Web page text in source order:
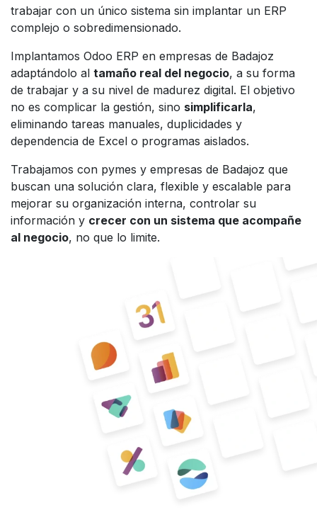
trabajar con un único sistema sin implantar un ERP
complejo o sobredimensionado.
Implantamos Odoo ERP en empresas de Badajoz
adaptándolo al tamaño real del negocio, a su forma
de trabajar y a su nivel de madurez digital. El objetivo
no es complicar la gestión, sino simplificarla,
eliminando tareas manuales, duplicidades y
dependencia de Excel o programas aislados.
Trabajamos con pymes y empresas de Badajoz que
buscan una solución clara, flexible y escalable para
mejorar su organización interna, controlar su
información y crecer con un sistema que acompañe
al negocio, no que lo limite.